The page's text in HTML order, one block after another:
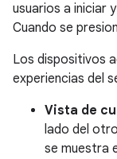
usuarios a iniciar
Cuando se
Los dispositivos
experiencias del
Vista de
lado del
se muestra